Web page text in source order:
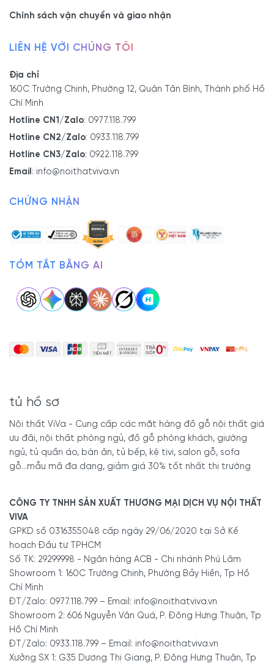
tủ hồ sơ
Nội thất ViVa - Cung cấp các mặt hàng đồ gỗ nội thất giá
ưu đãi, nội thất phòng ngủ, đồ gỗ phòng khách, giường
ngủ, tủ quần áo, bàn ăn, tủ bếp, kệ tivi, salon gỗ, sofa
gỗ...mẫu mã đa dạng, giảm giá 30% tốt nhất thị trường
Chính sách vận chuyển và giao nhận
LIÊN HỆ VỚI CHÚNG TÔI
Địa chỉ
160C Trường Chinh, Phường 12, Quận Tân Bình, Thành phố Hồ
Chí Minh
Hotline CN1/Zalo: 0977.118.799
Hotline CN2/Zalo: 0933.118.799
Hotline CN3/Zalo: 0922.118.799
Email : info@noithatviva.vn
CHỨNG NHẬN
TÓM TẮT BẰNG AI
CÔNG TY TNHH SẢN XUẤT THƯƠNG MẠI DỊCH VỤ NỘI THẤT
VIVA
GPKD số 0316355048 cấp ngày 29/06/2020 tại Sở Kế
hoạch Đầu tư TPHCM
Số TK: 29299998 - Ngân hàng ACB - Chi nhánh Phú Lâm
Showroom 1: 160C Trường Chinh, Phường Bảy Hiền, Tp Hồ
Chí Minh
ĐT/Zalo: 0977.118.799 – Email: info@noithatviva.vn
Showroom 2: 606 Nguyễn Văn Quá, P. Đông Hưng Thuận, Tp
Hồ Chí Minh
ĐT/Zalo: 0933.118.799 – Email: info@noithatviva.vn
Xưởng SX 1: G35 Dương Thị Giang, P. Đông Hưng Thuận, Tp